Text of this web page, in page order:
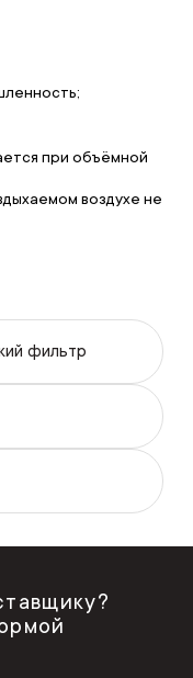
при объёмной
воздухе не
фильтр